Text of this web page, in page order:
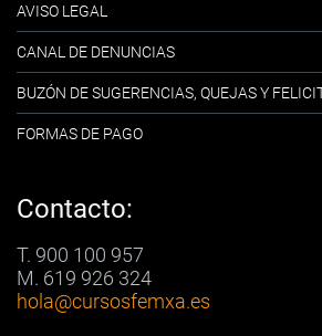
AVISO LEGAL
CANAL DE DENUNCIAS
BUZÓN DE SUGERENCIAS, QUEJAS Y
FORMAS DE PAGO
Contacto:
T. 900 100 957
M. 619 926 324
hola@cursosfemxa.es